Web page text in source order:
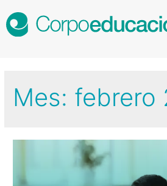
Mes: febrero